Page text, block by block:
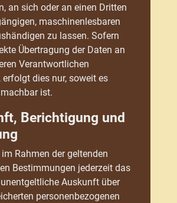
an sich oder an einen Dritten
maschinenlesbaren
zu lassen. Sofern
Übertragung der Daten an
Verantwortlichen
erfolgt dies nur, soweit es
ist.
Berichtigung und
Rahmen der geltenden
Bestimmungen jederzeit das
Auskunft über
personenbezogenen